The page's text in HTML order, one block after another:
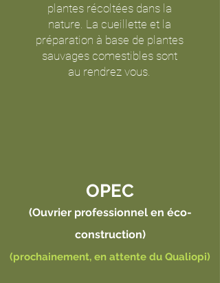
plantes récoltées dans la
nature. La cueillette et la
préparation à base de plantes
sauvages comestibles sont
au rendrez vous.
OPEC
(Ouvrier professionnel en éco-
construction)
(prochainement, en attente du Qualiopi)